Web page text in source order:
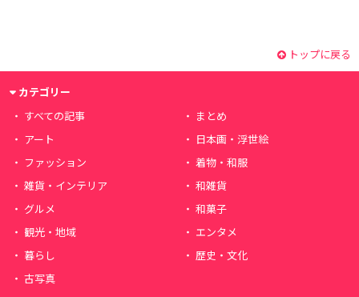
トップに戻る
カテゴリー
すべての記事
まとめ
アート
日本画・浮世絵
ファッション
着物・和服
雑貨・インテリア
和雑貨
グルメ
和菓子
観光・地域
エンタメ
暮らし
歴史・文化
古写真